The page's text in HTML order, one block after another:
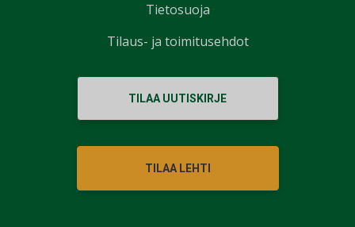
TILAA UUTISKIRJE
TILAA LEHTI
Tietosuoja
Tilaus- ja toimitusehdot